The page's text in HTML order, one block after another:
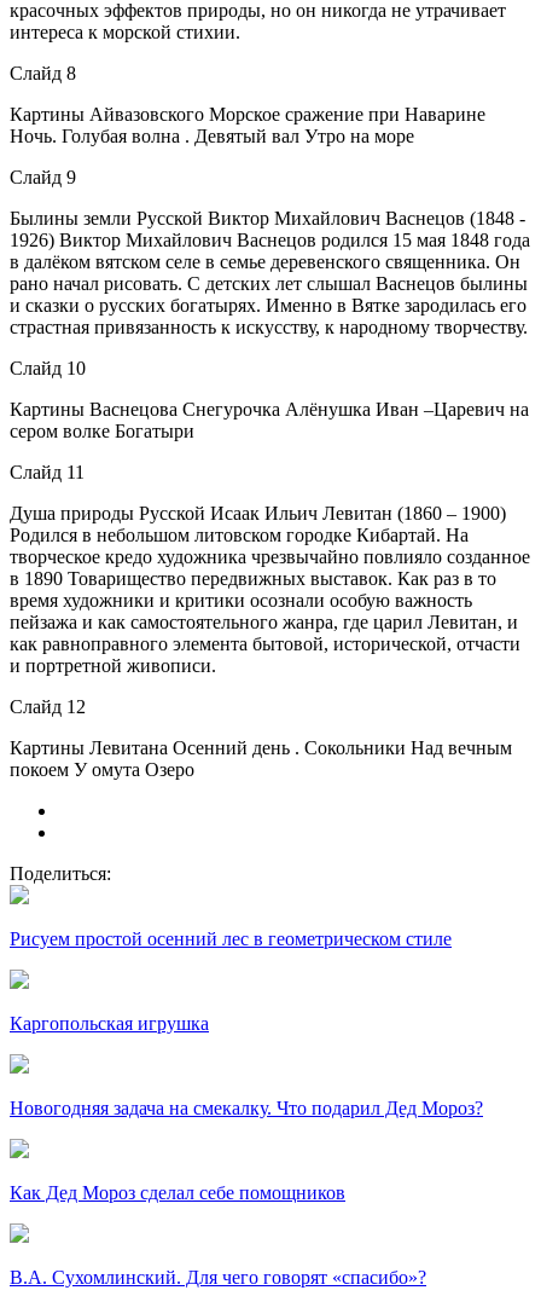
красочных эффектов природы, но он никогда не утрачивает
интереса к морской стихии.
Слайд 8
Картины Айвазовского Морское сражение при Наварине
Ночь. Голубая волна . Девятый вал Утро на море
Слайд 9
Былины земли Русской Виктор Михайлович Васнецов (1848 -
1926) Виктор Михайлович Васнецов родился 15 мая 1848 года
в далёком вятском селе в семье деревенского священника. Он
рано начал рисовать. С детских лет слышал Васнецов былины
и сказки о русских богатырях. Именно в Вятке зародилась его
страстная привязанность к искусству, к народному творчеству.
Слайд 10
Картины Васнецова Снегурочка Алёнушка Иван –Царевич на
сером волке Богатыри
Слайд 11
Душа природы Русской Исаак Ильич Левитан (1860 – 1900)
Родился в небольшом литовском городке Кибартай. На
творческое кредо художника чрезвычайно повлияло созданное
в 1890 Товарищество передвижных выставок. Как раз в то
время художники и критики осознали особую важность
пейзажа и как самостоятельного жанра, где царил Левитан, и
как равноправного элемента бытовой, исторической, отчасти
и портретной живописи.
Слайд 12
Картины Левитана Осенний день . Сокольники Над вечным
покоем У омута Озеро
Поделиться:
Рисуем простой осенний лес в геометрическом стиле
Каргопольская игрушка
Новогодняя задача на смекалку. Что подарил Дед Мороз?
Как Дед Мороз сделал себе помощников
В.А. Сухомлинский. Для чего говорят «спасибо»?